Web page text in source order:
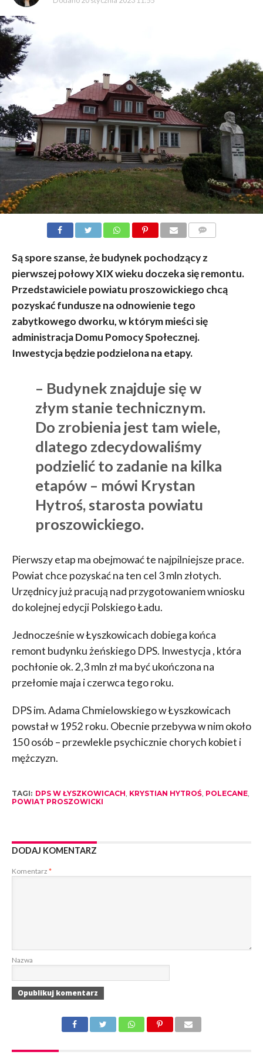
Są spore szanse, że budynek pochodzący z
pierwszej połowy XIX wieku doczeka się remontu.
Przedstawiciele powiatu proszowickiego chcą
pozyskać fundusze na odnowienie tego
zabytkowego dworku, w którym mieści się
administracja Domu Pomocy Społecznej.
Inwestycja będzie podzielona na etapy.
– Budynek znajduje się w
złym stanie technicznym.
Do zrobienia jest tam wiele,
dlatego zdecydowaliśmy
podzielić to zadanie na kilka
etapów – mówi Krystan
Hytroś, starosta powiatu
proszowickiego.
Pierwszy etap ma obejmować te najpilniejsze prace.
Powiat chce pozyskać na ten cel 3 mln złotych.
Urzędnicy już pracują nad przygotowaniem wniosku
do kolejnej edycji Polskiego Ładu.
Jednocześnie w Łyszkowicach dobiega końca
remont budynku żeńskiego DPS. Inwestycja , która
pochłonie ok. 2,3 mln zł ma być ukończona na
przełomie maja i czerwca tego roku.
DPS im. Adama Chmielowskiego w Łyszkowicach
powstał w 1952 roku. Obecnie przebywa w nim około
150 osób – przewlekle psychicznie chorych kobiet i
mężczyzn.
TAGI: DPS W ŁYSZKOWICACH, KRYSTIAN HYTROŚ, POLECANE,
POWIAT PROSZOWICKI
DODAJ KOMENTARZ
Komentarz *
Nazwa